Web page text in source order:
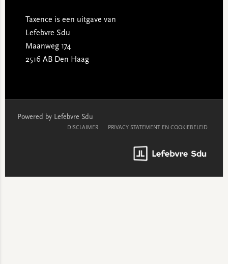
Taxence is een uitgave van
Lefebvre Sdu
Maanweg 174
2516 AB Den Haag
Powered by Lefebvre Sdu
DISCLAIMER PRIVACY STATEMENT EN COOKIEBELEID